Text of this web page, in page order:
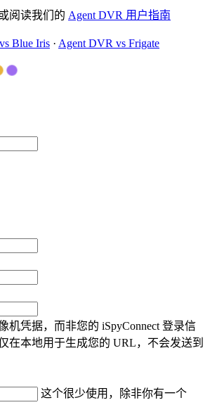
阅读我们的 Agent DVR 用户指南
Blue Iris · Agent DVR vs Frigate
机凭据，而非您的 iSpyConnect 登录信
在本地用于生成您的 URL，不会发送到
这个很少使用，除非你有一个